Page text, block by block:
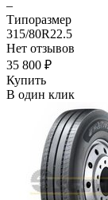
–
Типоразмер
315/80R22.5
Нет отзывов
35 800 ₽
Купить
В один клик